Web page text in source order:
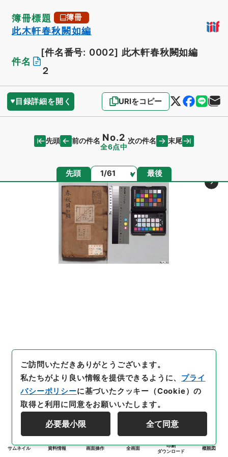
簿冊標題 簿冊
此木軒春秋闕如編
件名
[件名番号: 0002] 此木軒春秋闕如編
２
目録詳細を開く URIをコピー
先頭 前の件名 No.2
全6点中
次の件名 末尾
先頭 ページ 最後
サムネイル 資料情報 画面操作 全画面
印刷
ダウンロード
概観図
ご訪問いただきありがとうございます。
私たちがより良い情報を提供できるように、 プライ
バシーポリシーに基づいたクッキー（Cookie）の
取得と利用に同意をお願いいたします。
必要最小限 全て同意